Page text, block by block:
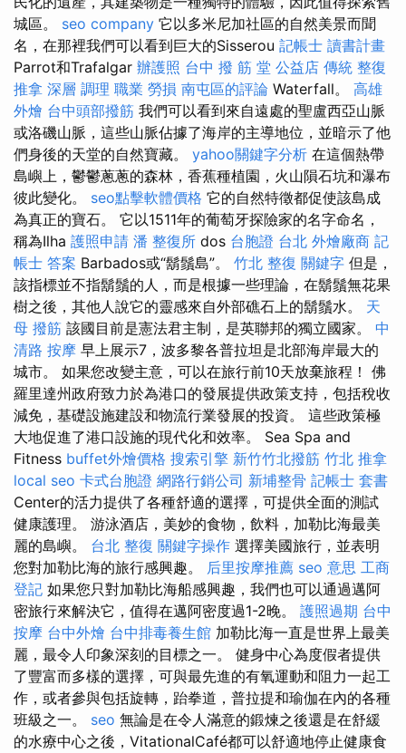
城區。 seo company 它以多米尼加社區的自然美景而聞
名，在那裡我們可以看到巨大的Sisserou 記帳士 讀書計畫
Parrot和Trafalgar 辦護照 台中 撥 筋 堂 公益店 傳統 整復
推拿 深層 調理 職業 勞損 南屯區的評論 Waterfall。 高雄
外燴 台中頭部撥筋 我們可以看到來自遠處的聖盧西亞山脈
或洛磯山脈，這些山脈佔據了海岸的主導地位，並暗示了他
們身後的天堂的自然寶藏。 yahoo關鍵字分析 在這個熱帶
島嶼上，鬱鬱蔥蔥的森林，香蕉種植​​園，火山隕石坑和瀑布
彼此變化。 seo點擊軟體價格 它的自然特徵都促使該島成
為真正的寶石。 它以1511年的葡萄牙探險家的名字命名，
稱為Ilha 護照申請 潘 整復所 dos 台胞證 台北 外燴廠商 記
帳士 答案 Barbados或“鬍鬚島”。 竹北 整復 關鍵字 但是，
該指標並不指鬍鬚的人，而是根據一些理論，在鬍鬚無花果
樹之後，其他人說它的靈感來自外部礁石上的鬍鬚水。 天
母 撥筋 該國目前是憲法君主制，是英聯邦的獨立國家。 中
清路 按摩 早上展示7，波多黎各普拉坦是北部海岸最大的
城市。 如果您改變主意，可以在旅行前10天放棄旅程！ 佛
羅里達州政府致力於為港口的發展提供政策支持，包括稅收
減免，基礎設施建設和物流行業發展的投資。 這些政策極
大地促進了港口設施的現代化和效率。 Sea Spa and
Fitness buffet外燴價格 搜索引擎 新竹竹北撥筋 竹北 推拿
local seo 卡式台胞證 網路行銷公司 新埔整骨 記帳士 套書
Center的活力提供了各種舒適的選擇，可提供全面的測試
健康護理。 游泳酒店，美妙的食物，飲料，加勒比海最美
麗的島嶼。 台北 整復 關鍵字操作 選擇美國旅行，並表明
您對加勒比海的旅行感興趣。 后里按摩推薦 seo 意思 工商
登記 如果您只對加勒比海船感興趣，我們也可以通過邁阿
密旅行來解決它，值得在邁阿密度過1-2晚。 護照過期 台中
按摩 台中外燴 台中排毒養生館 加勒比海一直是世界上最美
麗，最令人印象深刻的目標之一。 健身中心為度假者提供
了豐富而多樣的選擇，可與最先進的有氧運動和阻力一起工
作，或者參與包括旋轉，跆拳道，普拉提和瑜伽在內的各種
班級之一。 seo 無論是在令人滿意的鍛煉之後還是在舒緩
的水療中心之後，VitationalCafé都可以舒適地停止健康食